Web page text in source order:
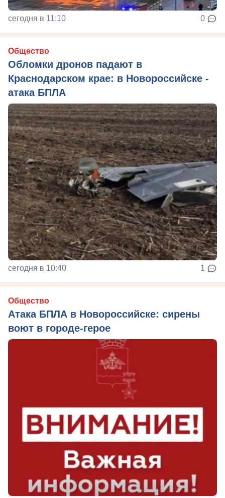
сегодня в 11:10 0
Общество
Обломки дронов падают в
Краснодарском крае: в Новороссийске -
атака БПЛА
сегодня в 10:40 1
Общество
Атака БПЛА в Новороссийске: сирены
воют в городе-герое